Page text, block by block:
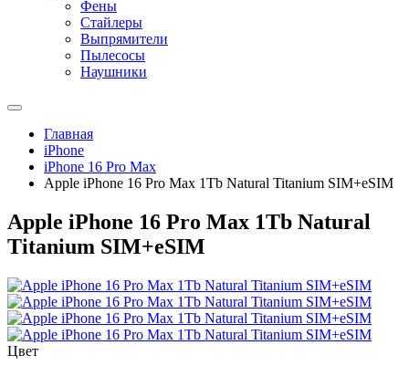
Фены
Стайлеры
Выпрямители
Пылесосы
Наушники
Главная
iPhone
iPhone 16 Pro Max
Apple iPhone 16 Pro Max 1Tb Natural Titanium SIM+eSIM
Apple iPhone 16 Pro Max 1Tb Natural
Titanium SIM+eSIM
Цвет